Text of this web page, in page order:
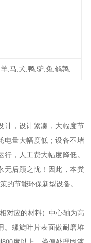
骡,鸡,蜂,鹅,猪,羊,马,犬,鸭,驴,兔,鹌鹑,牛,鸽
计，设计紧凑，大幅度节
电量大幅度低；设备不堵
，人工费大幅度降低。
无后顾之忧！因此，本粪
的节能环保新型设备。
对应的材料）中心轴为高
。螺旋叶片表面做耐磨堆